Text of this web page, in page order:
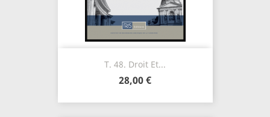
T. 48. Droit Et...
28,00 €